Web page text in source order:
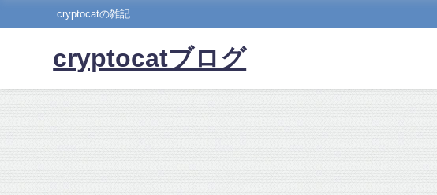
cryptocatの雑記
cryptocatブログ